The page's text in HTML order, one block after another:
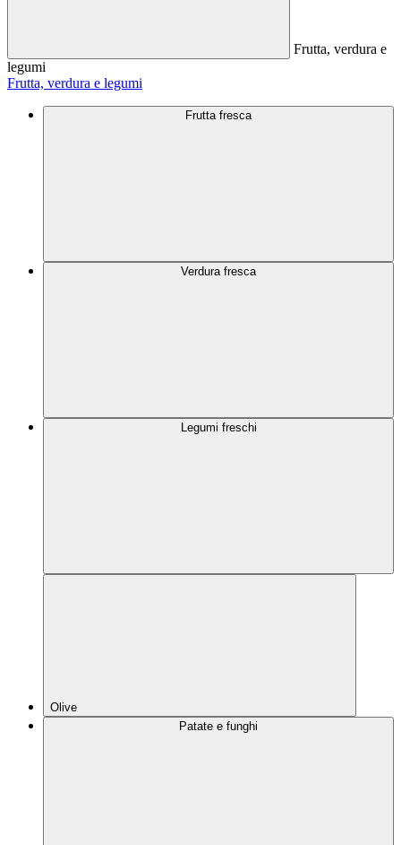
Frutta, verdura e
legumi
Frutta, verdura e legumi
Frutta fresca
Verdura fresca
Legumi freschi
Olive
Patate e funghi